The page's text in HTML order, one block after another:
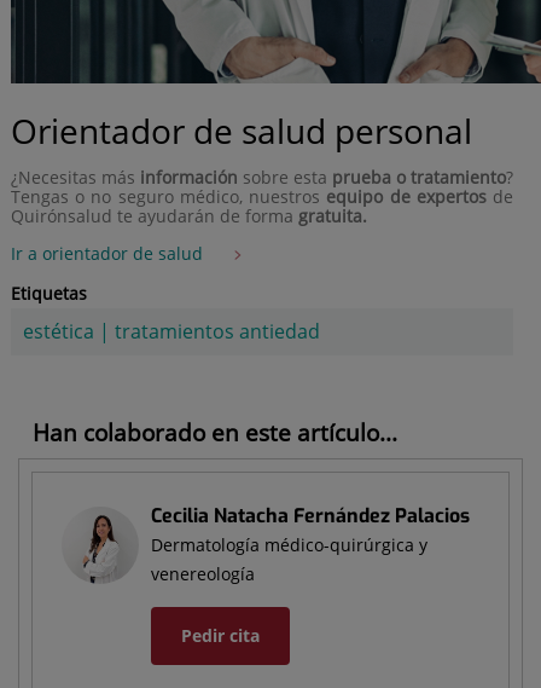
Orientador de salud personal
¿Necesitas más información sobre esta prueba o tratamiento?
Tengas o no seguro médico, nuestros equipo de expertosde
Quirónsalud te ayudarán de forma gratuita.
Ir a orientador de salud
Etiquetas
estética | tratamientos antiedad
Han colaborado en este artículo...
Cecilia Natacha Fernández Palacios
Dermatología médico-quirúrgica y
venereología
Pedir cita